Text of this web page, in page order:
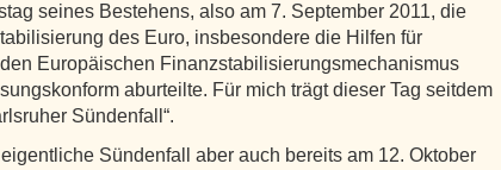
seines Bestehens, also am 7. September 2011, die
des Euro, insbesondere die Hilfen für
Europäischen Finanzstabilisierungsmechanismus
aburteilte. Für mich trägt dieser Tag seitdem
Sündenfall“.
Sündenfall aber auch bereits am 12. Oktober